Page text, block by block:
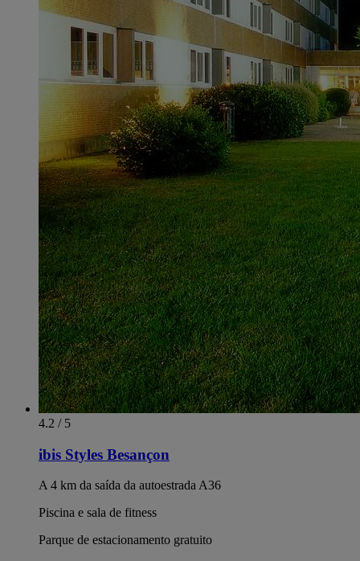
4.2 / 5
ibis Styles Besançon
A 4 km da saída da autoestrada A36
Piscina e sala de fitness
Parque de estacionamento gratuito